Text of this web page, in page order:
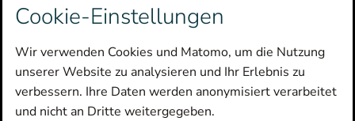
Fachgebiet
Hersteller
Cookie-Einstellungen
Wir verwenden Cookies und Matomo, um die Nutzung
unserer Website zu analysieren und Ihr Erlebnis zu
verbessern. Ihre Daten werden anonymisiert verarbeitet
und nicht an Dritte weitergegeben.